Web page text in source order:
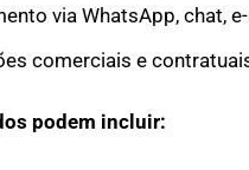
via WhatsApp, chat,
comerciais e
podem incluir: